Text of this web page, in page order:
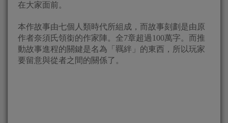
在大家面前。
本作故事由七個人類時代所組成，而故事刻劃是由原
作者奈須氏領銜的作家陣。全7章超過100萬字。而推
動故事進程的關鍵是名為「羈絆」的東西，所以玩家
要留意與從者之間的關係了。